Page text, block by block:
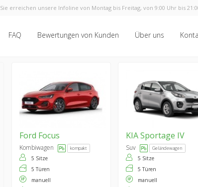
Sie erreichen unsere Infoline von Montag bis Freitag, von 9:00 Uhr bis
FAQ Bewertungen von Kunden Über uns
Ford Focus
Kombiwagen kompakt
5 Sitze
5 Türen
manuell
KIASportage IV
Suv Geländewagen
5 Sitze
5 Türen
manuell